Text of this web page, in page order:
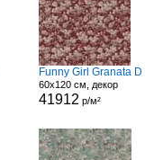
Funny Girl Granata D
60x120 см, декор
41912 р/м²